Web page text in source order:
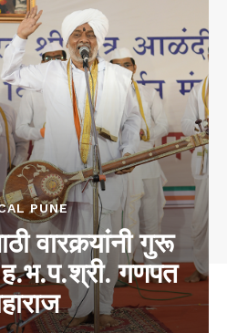
PUNE
वारकर्‍यांनी गुरू
ह.भ.प.श्री. गणपत